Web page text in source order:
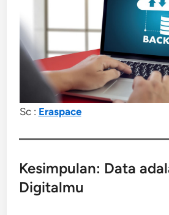
Sc : Eraspace
Kesimpulan: Data
Digitalmu